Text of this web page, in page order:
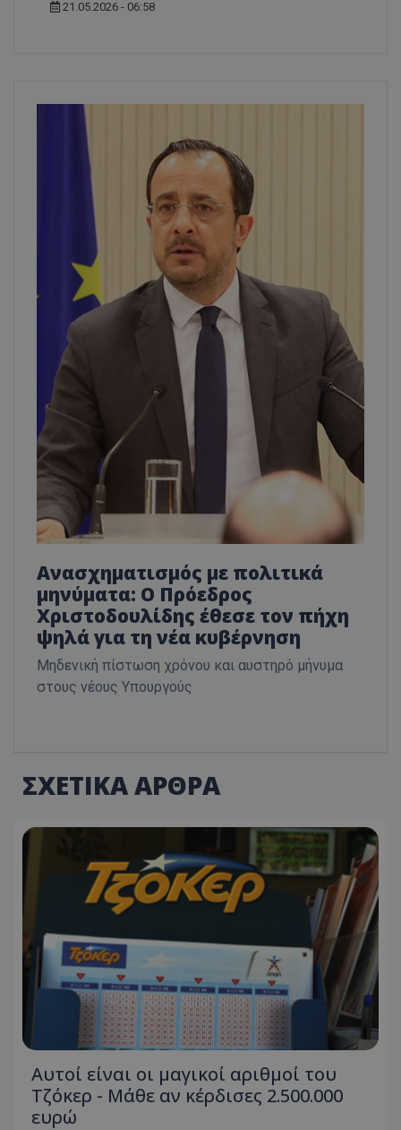
21.05.2026 - 06:58
Ανασχηματισμός με πολιτικά
μηνύματα: Ο Πρόεδρος
Χριστοδουλίδης έθεσε τον πήχη
ψηλά για τη νέα κυβέρνηση
Μηδενική πίστωση χρόνου και αυστηρό μήνυμα
στους νέους Υπουργούς
ΣΧΕΤΙΚΑ ΑΡΘΡΑ
Αυτοί είναι οι μαγικοί αριθμοί του
Τζόκερ - Μάθε αν κέρδισες 2.500.000
ευρώ